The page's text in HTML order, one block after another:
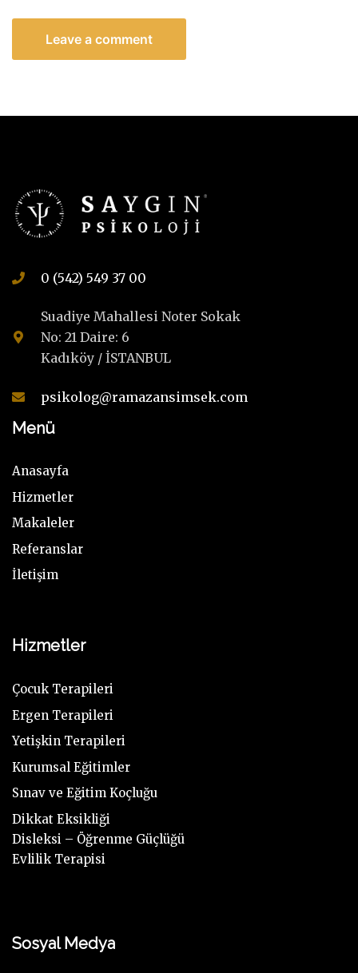
0 (542) 549 37 00
Suadiye Mahallesi Noter Sokak
No: 21 Daire: 6
Kadıköy / İSTANBUL
psikolog@ramazansimsek.com
Menü
Anasayfa
Hizmetler
Makaleler
Referanslar
İletişim
Hizmetler
Çocuk Terapileri
Ergen Terapileri
Yetişkin Terapileri
Kurumsal Eğitimler
Sınav ve Eğitim Koçluğu
Dikkat Eksikliği
Disleksi – Öğrenme Güçlüğü
Evlilik Terapisi
Sosyal Medya